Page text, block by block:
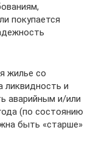
покупается
жилье со
ликвидность и
аварийным и/или
(по состоянию
быть «старше»